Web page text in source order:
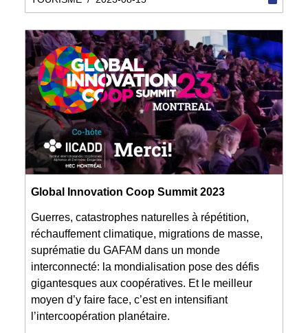
Global Innovation Coop Summit 2023
Guerres, catastrophes naturelles à répétition,
réchauffement climatique, migrations de masse,
suprématie du GAFAM dans un monde
interconnecté: la mondialisation pose des défis
gigantesques aux coopératives. Et le meilleur
moyen d’y faire face, c’est en intensifiant
l’intercoopération planétaire.